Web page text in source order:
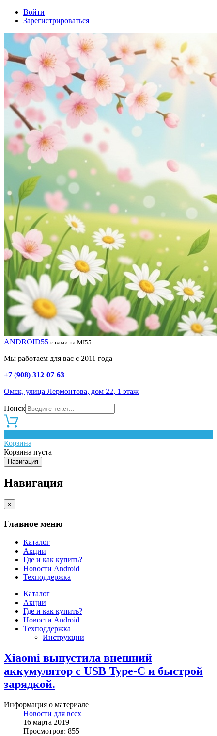
Войти
Зарегистрироваться
ANDROID55 с вами на MI55
Мы работаем для вас с 2011 года
+7 (908) 312-07-63
Омск, улица Лермонтова, дом 22, 1 этаж
Поиск
Корзина
Корзина пуста
Навигация
Навигация
×
Главное меню
Каталог
Акции
Где и как купить?
Новости Android
Техподдержка
Каталог
Акции
Где и как купить?
Новости Android
Техподдержка
Инструкции
Xiaomi выпустила внешний
аккумулятор с USB Type-C и быстрой
зарядкой.
Информация о материале
Новости для всех
16 марта 2019
Просмотров: 855